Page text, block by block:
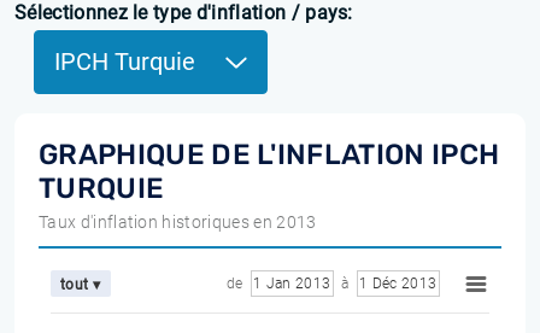
Sélectionnez le type d'inflation / pays:
IPCH Turquie
GRAPHIQUE DE L'INFLATION IPCH
TURQUIE
Taux d'inflation historiques en 2013
tout ▾ de 1 Jan 2013 à 1 Déc 2013